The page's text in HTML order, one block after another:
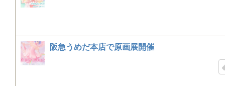
阪急うめだ本店で原画展開催